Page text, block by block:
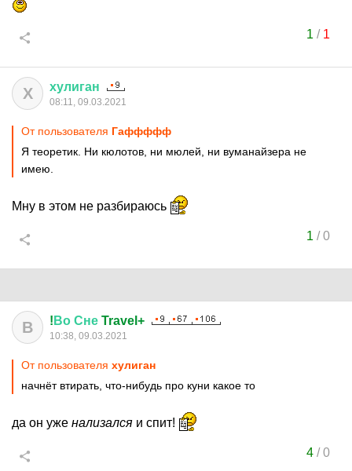
1 / 1
Х хулиган
08:11, 09.03.2021
От пользователя Гаффффф
Я теоретик. Ни кюлотов, ни мюлей, ни вуманайзера не
имею.
Мну в этом не разбираюсь
1 /0
В ! Во Сне Travel+
10:38, 09.03.2021
От пользователя хулиган
начнёт втирать, что-нибудь про куни какое то
да он уже нализался и спит!
4/0